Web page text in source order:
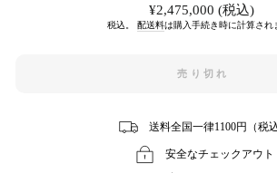
通
常
価
¥2,475,000 (税込)
税込。 配送料は購入手続き時に計算され
売り切れ
送料全国一律1100円（税込
安全なチェックアウト